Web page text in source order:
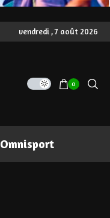
vendredi , 7 août 2026
0
Omnisport